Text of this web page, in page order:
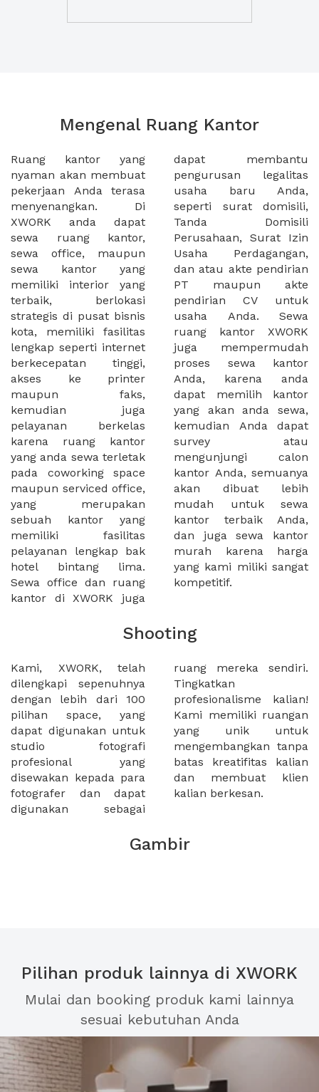
Mengenal Ruang Kantor
Ruang kantor yang
nyaman akan membuat
pekerjaan Anda terasa
menyenangkan. Di
XWORK anda dapat
sewa ruang kantor,
sewa office, maupun
sewa kantor yang
memiliki interior yang
terbaik, berlokasi
strategis di pusat bisnis
kota, memiliki fasilitas
lengkap seperti internet
berkecepatan tinggi,
akses ke printer
maupun faks,
kemudian juga
pelayanan berkelas
karena ruang kantor
yang anda sewa terletak
pada coworking space
maupun serviced office,
yang merupakan
sebuah kantor yang
memiliki fasilitas
pelayanan lengkap bak
hotel bintang lima.
Sewa office dan ruang
kantor di XWORK juga
dapat membantu
pengurusan legalitas
usaha baru Anda,
seperti surat domisili,
Tanda Domisili
Perusahaan, Surat Izin
Usaha Perdagangan,
dan atau akte pendirian
PT maupun akte
pendirian CV untuk
usaha Anda. Sewa
ruang kantor XWORK
juga mempermudah
proses sewa kantor
Anda, karena anda
dapat memilih kantor
yang akan anda sewa,
kemudian Anda dapat
survey atau
mengunjungi calon
kantor Anda, semuanya
akan dibuat lebih
mudah untuk sewa
kantor terbaik Anda,
dan juga sewa kantor
murah karena harga
yang kami miliki sangat
kompetitif.
Shooting
Kami, XWORK, telah
dilengkapi sepenuhnya
dengan lebih dari 100
pilihan space, yang
dapat digunakan untuk
studio fotografi
profesional yang
disewakan kepada para
fotografer dan dapat
digunakan sebagai
ruang mereka sendiri.
Tingkatkan
profesionalisme kalian!
Kami memiliki ruangan
yang unik untuk
mengembangkan tanpa
batas kreatifitas kalian
dan membuat klien
kalian berkesan.
Gambir
Pilihan produk lainnya di XWORK
Mulai dan booking produk kami lainnya
sesuai kebutuhan Anda